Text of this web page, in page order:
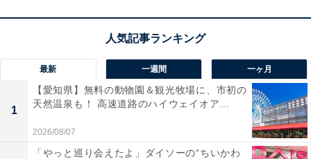
最新 一週間 一ヶ月
1
【愛知県】無料の動物園＆観光牧場に、市初の
天然温泉も！ 高速道路のハイウェイオア...
2026/08/07
「やっと巡り会えたよ」ダイソーの“ちいかわ